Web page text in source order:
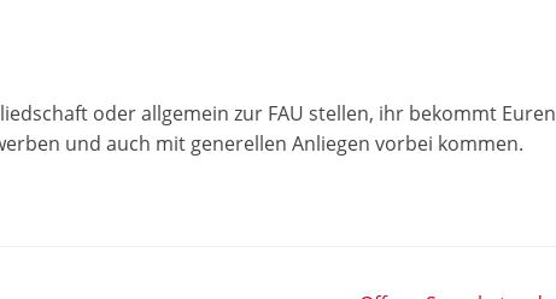
oder allgemein zur FAU stellen, ihr bekommt Euren
und auch mit generellen Anliegen vorbei kommen.